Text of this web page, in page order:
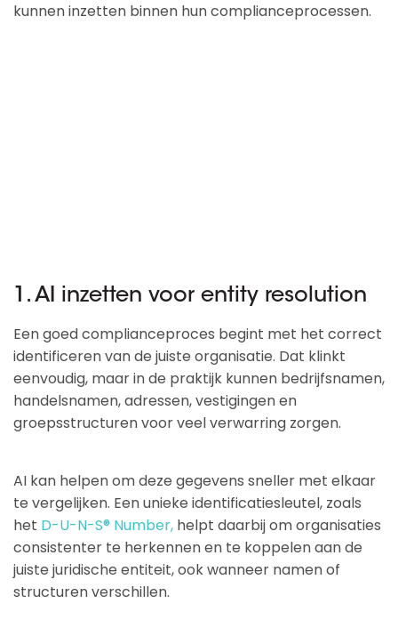
kunnen inzetten binnen hun complianceprocessen.
1. AI inzetten voor entity resolution
Een goed complianceproces begint met het correct
identificeren van de juiste organisatie. Dat klinkt
eenvoudig, maar in de praktijk kunnen bedrijfsnamen,
handelsnamen, adressen, vestigingen en
groepsstructuren voor veel verwarring zorgen.
AI kan helpen om deze gegevens sneller met elkaar
te vergelijken. Een unieke identificatiesleutel, zoals
het D-U-N-S® Number, helpt daarbij om organisaties
consistenter te herkennen en te koppelen aan de
juiste juridische entiteit, ook wanneer namen of
structuren verschillen.